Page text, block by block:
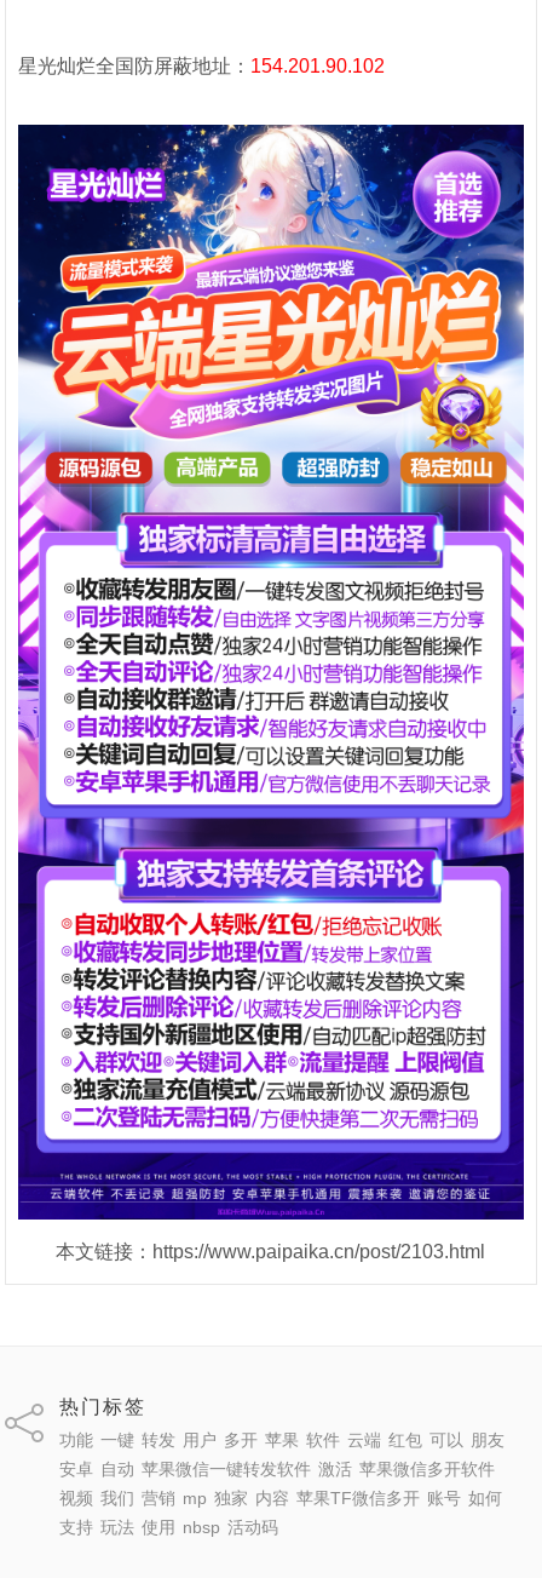
星光灿烂全国防屏蔽地址： 154.201.90.102
本文链接：https://www.paipaika.cn/post/2103.html
热门标签
功能 一键 转发 用户 多开 苹果 软件 云端 红包 可以
朋友
安卓 自动 苹果微信一键转发软件 激活 苹果微信多开软件
视频 我们 营销 mp 独家 内容 苹果TF微信多开 账号 如何
支持 玩法 使用 nbsp 活动码